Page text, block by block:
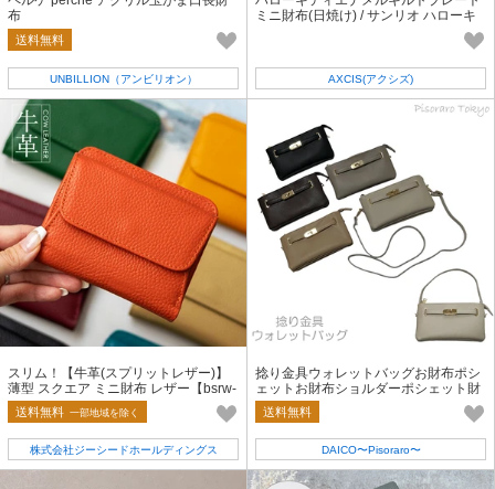
布
送料無料
UNBILLION（アンビリオン）
ミニ財布(日焼け) / サンリオ ハローキ
AXCIS(アクシズ)
スリム！【牛革(スプリットレザー)】
薄型 スクエア ミニ財布 レザー【bsrw-
n43wy】
送料無料 一部地域を除く
株式会社ジーシードホールディングス
捻り金具ウォレットバッグお財布ポシ
ェットお財布ショルダーポシェット財
布バックル
送料無料
DAICO〜Pisoraro〜